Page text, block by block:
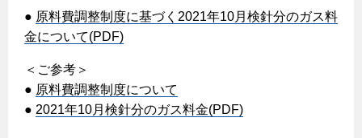
こんなときは
ガスくさいとき・警報器が鳴ったとき
ガスが出ないとき
ガスメーターの復帰方法
ガス・電気併用住宅とオール電化住宅の比較
ライフステージ別に比較する
オーブン・炊飯器
オーブン
炊飯器
スタッフ
リフォームの流れ
補助金について
電気料金の計算について
ご請求とお支払い
約款
電気料金のシミュレーション
料理教室レンタル
● 原料費調整制度に基づく2021年10月検針分のガス料
金について(PDF)
＜ご参考＞
● 原料費調整制度について
● 2021年10月検針分のガス料金(PDF)